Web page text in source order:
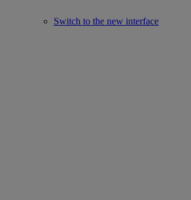
Switch to the new interface